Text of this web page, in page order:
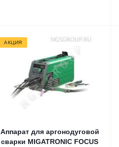
АКЦИЯ
Аппарат для аргонодуговой
сварки MIGATRONIC FOCUS